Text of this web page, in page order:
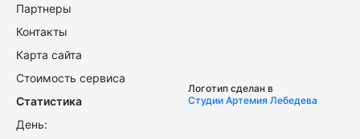
Партнеры
Контакты
Карта сайта
Стоимость сервиса
Статистика
День:
Логотип сделан в
Студии Артемия Лебедева